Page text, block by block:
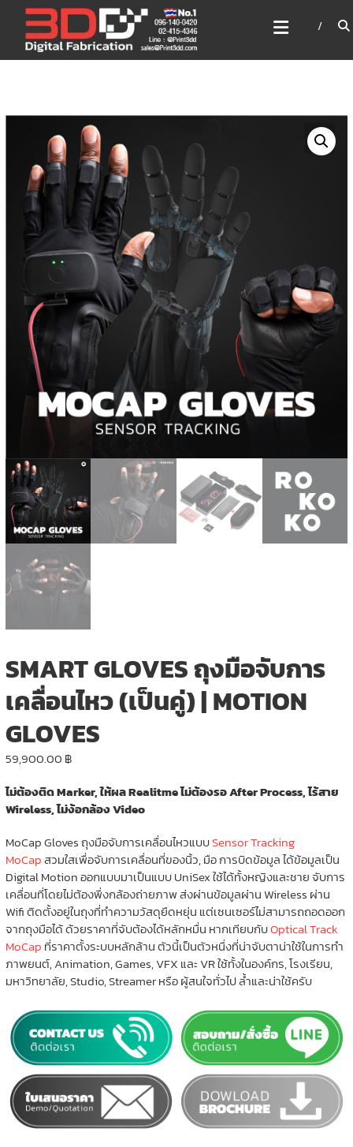
content
3DD DIGITAL FABRICATION
เครื่องพิมพ์3มิติ สแกนเนอร์
เลเซอร์
SMART GLOVES ถุงมือจับการ
เคลื่อนไหว (เป็นคู่) | MOTION
GLOVES
59,900.00 ฿
ไม่ต้องติด Marker, ให้ผล Realitme ไม่ต้องรอ After Process, ไร้สาย
Wireless, ไม่ง้อกล้อง Video
MoCap Gloves ถุงมือจับการเคลื่อนไหวแบบSensor Tracking
MoCapสวมใสเพื่อจับการเคลื่อนที่ของนิ้ว, มือ การบิดข้อมูล ได้ข้อมูลเป็น
Digital Motion ออกแบบมาเป็นแบบ UniSex ใช้ได้ทั้งหญิงและชาย จับการ
เคลื่อนที่โดยไม่ต้องพึ่งกล้องถ่ายภาพ ส่งผ่านข้อมูลผ่าน Wireless ผ่าน
Wifi ติดตั้งอยู่ในถุงที่ทำความวัสดุยืดหยุ่น แต่เซนเซอร์ไม่สามารถถอดออก
จากถุงมือได้ ด้วยราคาที่จับต้องได้หลักหมื่น หากเทียบกับOptical Track
MoCap ที่ราคาตั้งระบบหลักล้าน ตัวนี้เป็นตัวหนึ่งที่น่าจับตาน่าใช้ในการทำ
ภาพยนต์, Animation, Games, VFX และ VR ใช้ทั้งในองค์กร, โรงเรียน,
มหาวิทยาลัย, Studio, Streamer หรือ ผู้สนใจทั่วไป ล้ำและน่าใช้ครับ